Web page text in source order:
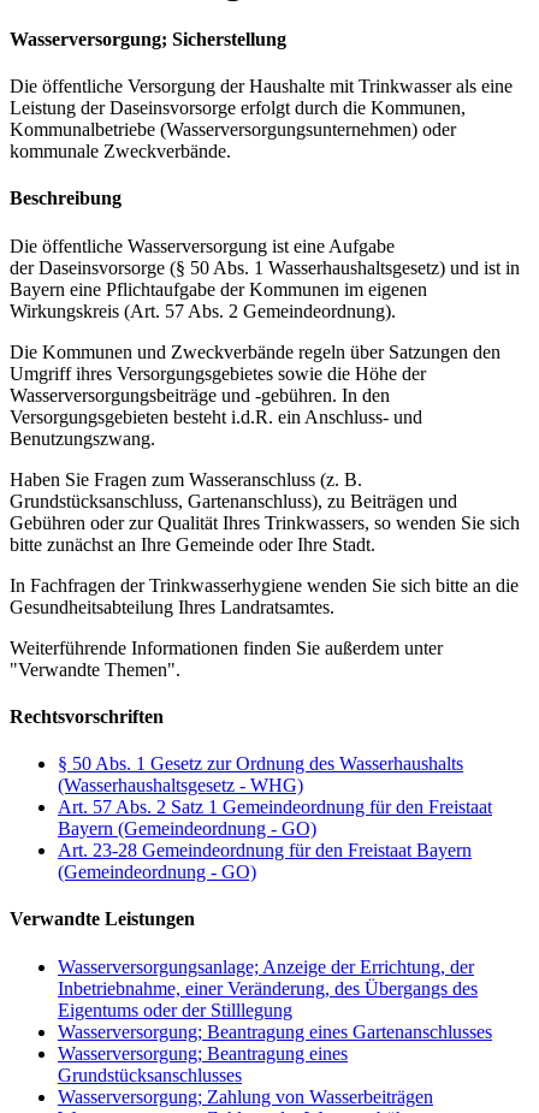
Wasserversorgung; Sicherstellung
Die öffentliche Versorgung der Haushalte mit Trinkwasser als eine
Leistung der Daseinsvorsorge erfolgt durch die Kommunen,
Kommunalbetriebe (Wasserversorgungsunternehmen) oder
kommunale Zweckverbände.
Beschreibung
Die öffentliche Wasserversorgung ist eine Aufgabe
der Daseinsvorsorge (§ 50 Abs. 1 Wasserhaushaltsgesetz) und ist in
Bayern eine Pflichtaufgabe der Kommunen im eigenen
Wirkungskreis (Art. 57 Abs. 2 Gemeindeordnung).
Die Kommunen und Zweckverbände regeln über Satzungen den
Umgriff ihres Versorgungsgebietes sowie die Höhe der
Wasserversorgungsbeiträge und -gebühren. In den
Versorgungsgebieten besteht i.d.R. ein Anschluss- und
Benutzungszwang.
Haben Sie Fragen zum Wasseranschluss (z. B.
Grundstücksanschluss, Gartenanschluss), zu Beiträgen und
Gebühren oder zur Qualität Ihres Trinkwassers, so wenden Sie sich
bitte zunächst an Ihre Gemeinde oder Ihre Stadt.
In Fachfragen der Trinkwasserhygiene wenden Sie sich bitte an die
Gesundheitsabteilung Ihres Landratsamtes.
Weiterführende Informationen finden Sie außerdem unter
"Verwandte Themen".
Rechtsvorschriften
§ 50 Abs. 1 Gesetz zur Ordnung des Wasserhaushalts
(Wasserhaushaltsgesetz - WHG)
Art. 57 Abs. 2 Satz 1 Gemeindeordnung für den Freistaat
Bayern (Gemeindeordnung - GO)
Art. 23-28 Gemeindeordnung für den Freistaat Bayern
(Gemeindeordnung - GO)
Verwandte Leistungen
Wasserversorgungsanlage; Anzeige der Errichtung, der
Inbetriebnahme, einer Veränderung, des Übergangs des
Eigentums oder der Stilllegung
Wasserversorgung; Beantragung eines Gartenanschlusses
Wasserversorgung; Beantragung eines
Grundstücksanschlusses
Wasserversorgung; Zahlung von Wasserbeiträgen